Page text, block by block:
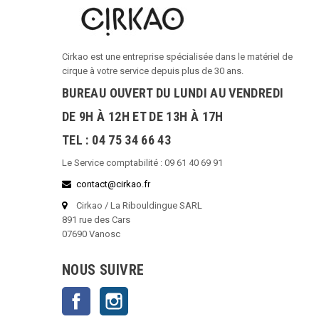
Cirkao est une entreprise spécialisée dans le matériel de
cirque à votre service depuis plus de 30 ans.
BUREAU OUVERT DU LUNDI AU VENDREDI
DE 9H À 12H ET DE 13H À 17H
TEL : 04 75 34 66 43
Le Service comptabilité : 09 61 40 69 91
contact@cirkao.fr
Cirkao / La Ribouldingue SARL
891 rue des Cars
07690 Vanosc
NOUS SUIVRE
Facebook